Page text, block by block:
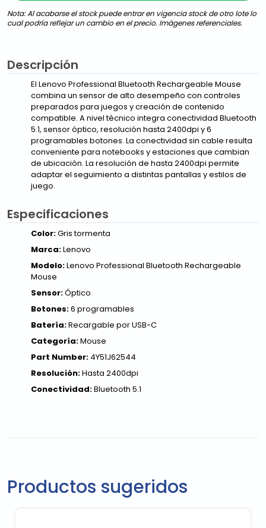
Nota: Al acabarse el stock puede entrar en vigencia stock de otro lote lo
cual podría reflejar un cambio en el precio. Imágenes referenciales.
Descripción
El Lenovo Professional Bluetooth Rechargeable Mouse
combina un sensor de alto desempeño con controles
preparados para juegos y creación de contenido
compatible. A nivel técnico integra conectividad Bluetooth
5.1, sensor óptico, resolución hasta 2400dpi y 6
programables botones. La conectividad sin cable resulta
conveniente para notebooks y estaciones que cambian
de ubicación. La resolución de hasta 2400dpi permite
adaptar el seguimiento a distintas pantallas y estilos de
juego.
Especificaciones
Color:Gris tormenta
Marca:Lenovo
Modelo:Lenovo Professional Bluetooth Rechargeable
Mouse
Sensor:Óptico
Botones:6 programables
Batería:Recargable por USB-C
Categoría:Mouse
Part Number: 4Y51J62544
Resolución:Hasta 2400dpi
Conectividad:Bluetooth 5.1
Productos sugeridos